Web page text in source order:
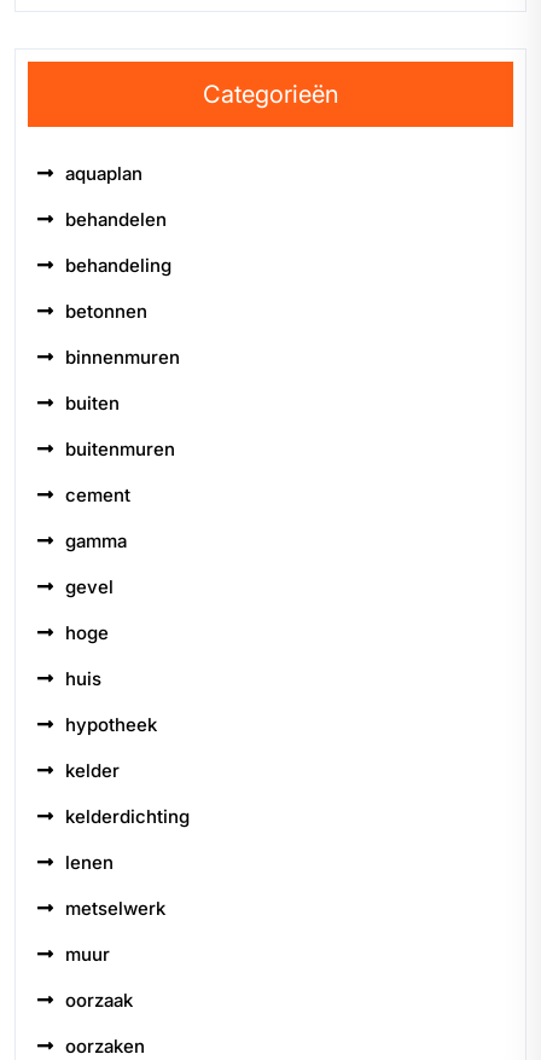
Categorieën
aquaplan
behandelen
behandeling
betonnen
binnenmuren
buiten
buitenmuren
cement
gamma
gevel
hoge
huis
hypotheek
kelder
kelderdichting
lenen
metselwerk
muur
oorzaak
oorzaken